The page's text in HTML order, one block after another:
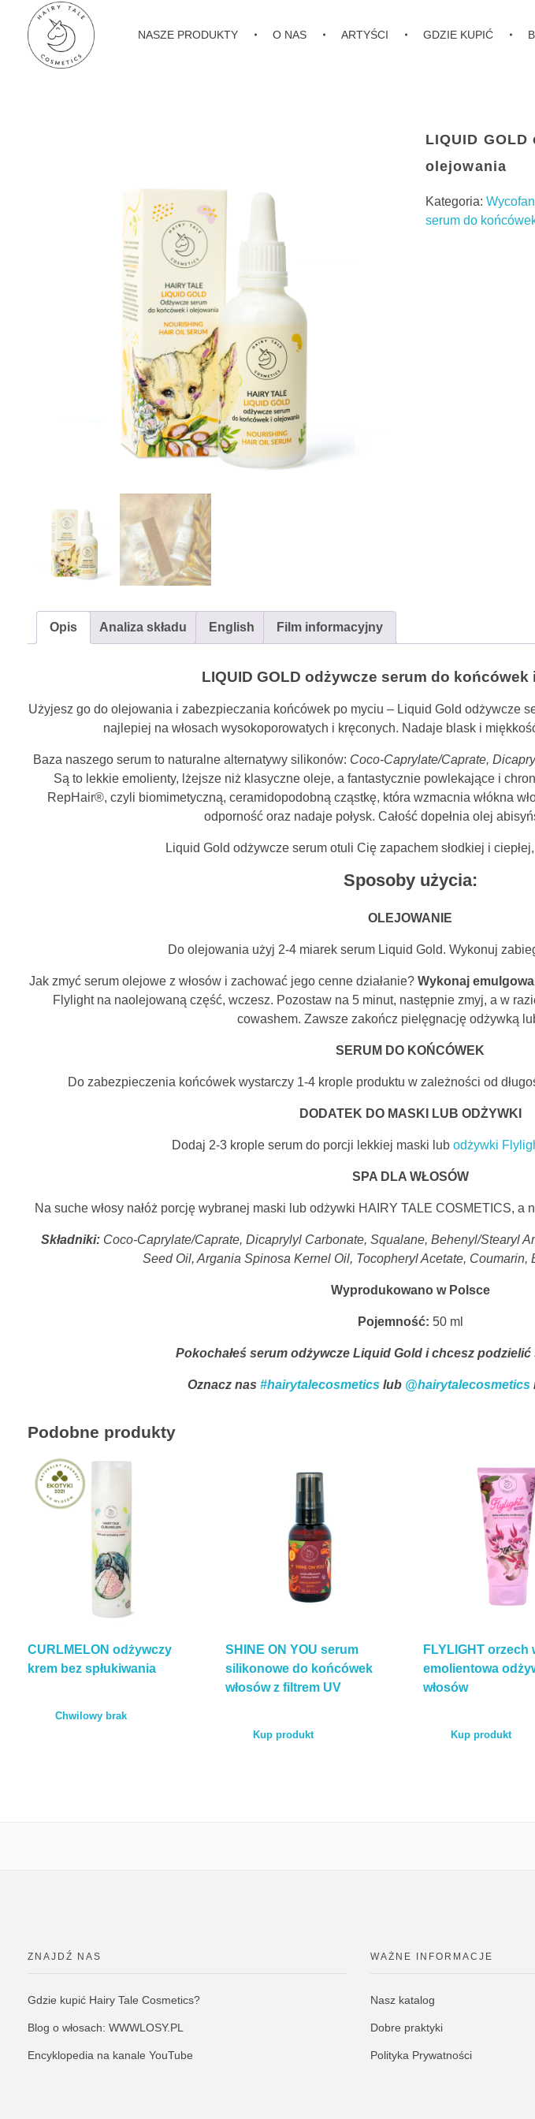
NASZE PRODUKTY O NAS ARTYŚCI GDZIE KUPIĆ
LIQUID
olejowania
Kategoria:
serum do
Opis Analiza składu English Film informacyjny
LIQUID GOLD odżywcze serum do końcówek
Użyjesz go do olejowania i zabezpieczania końcówek po myciu – Liquid Gold odżywcze
najlepiej na włosach wysokoporowatych i kręconych. Nadaje blask i
Baza naszego serum to naturalne alternatywy silikonów: Coco-Caprylate/Caprate,
Są to lekkie emolienty, lżejsze niż klasyczne oleje, a fantastycznie powlekające i
RepHair®️, czyli biomimetyczną, ceramidopodobną cząstkę, która wzmacnia włókna
odporność oraz nadaje połysk. Całość dopełnia olej
Liquid Gold odżywcze serum otuli Cię zapachem słodkiej i
Sposoby użycia:
OLEJOWANIE
Do olejowania użyj 2-4 miarek serum Liquid Gold. Wykonuj
Jak zmyć serum olejowe z włosów i zachować jego cenne działanie? Wykonaj
Flylight na naolejowaną część, wczesz. Pozostaw na 5 minut, następnie zmyj, a w
cowashem. Zawsze zakończ pielęgnację odżywką
SERUM DO KOŃCÓWEK
Do zabezpieczenia końcówek wystarczy 1-4 krople produktu w zależności od
DODATEK DO MASKI LUB ODŻYWKI
Dodaj 2-3 krople serum do porcji lekkiej maski lub odżywki
SPA DLA WŁOSÓW
Na suche włosy nałóż porcję wybranej maski lub odżywki HAIRY TALE COSMETICS, a
Składniki: Coco-Caprylate/Caprate, Dicaprylyl Carbonate, Squalane, Behenyl/Stearyl
Seed Oil, Argania Spinosa Kernel Oil, Tocopheryl Acetate, Coumarin,
Wyprodukowano w Polsce
Pojemność: 50 ml
Pokochałeś serum odżywcze Liquid Gold i chcesz
Oznacz nas #hairytalecosmetics lub @hairytalecosmetics
Podobne produkty
CURLMELON odżywczy
krem bez spłukiwania
Chwilowy brak
SHINE ON YOU serum
silikonowe do końcówek
włosów z filtrem UV
Kup produkt
FLYLIGHT orzech
emolientowa
włosów
Kup produkt
ZNAJDŹ NAS
Gdzie kupić Hairy Tale Cosmetics?
Blog o włosach: WWWLOSY.PL
Encyklopedia na kanale YouTube
WAŻNE INFORMACJE
Nasz katalog
Dobre praktyki
Polityka Prywatności